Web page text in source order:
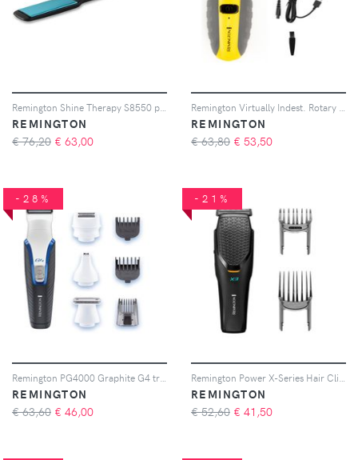
REMINGTON
€ 76,20 € 63,00
REMINGTON
€ 63,80 € 53,50
-28%
REMINGTON
€ 63,60 € 46,00
-21%
REMINGTON
€ 52,60 € 41,50